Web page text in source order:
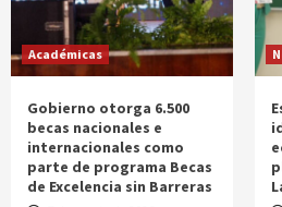
Académicas
Gobierno otorga 6.500
becas nacionales e
internacionales como
parte de programa Becas
de Excelencia sin Barreras